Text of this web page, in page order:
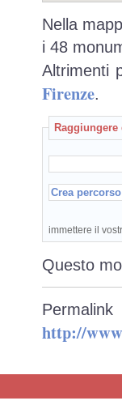
Nella
i 48
Altrimenti
Firenze.
immettere il
Questo
http://